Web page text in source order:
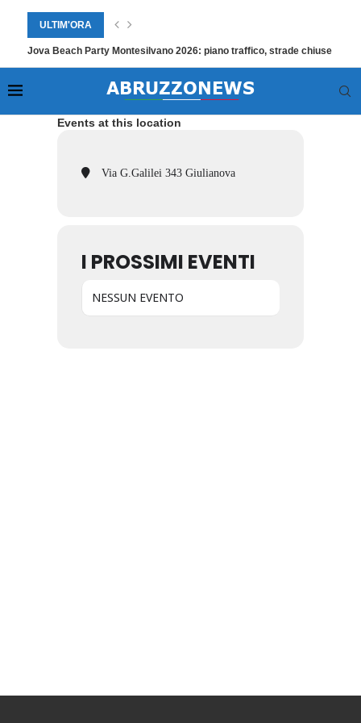
ULTIM'ORA
Jova Beach Party Montesilvano 2026: piano traffico, strade chiuse e
Events at this location
Via G.Galilei 343 Giulianova
I PROSSIMI EVENTI
NESSUN EVENTO